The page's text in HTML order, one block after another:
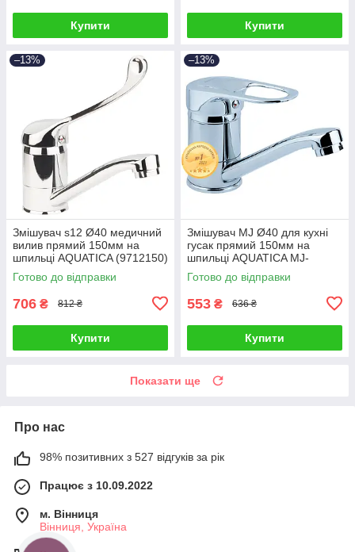
Купити Купити
–13%
Змішувач s12 Ø40 медичний
вилив прямий 150мм на
шпильці AQUATICA (9712150)
Готово до відправки
706 ₴ 812 ₴
Купити
–13%
Змішувач MJ Ø40 для кухні
гусак прямий 150мм на
шпильці AQUATICA MJ-
2B129C (9744120)
Готово до відправки
553 ₴ 636 ₴
Купити
Показати ще
Про нас
98% позитивних з 527 відгуків за рік
Працює з 10.09.2022
м. Вінниця
Вінниця, Україна